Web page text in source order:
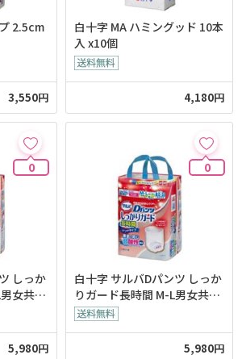
2.5cm
3,550円
白十字 MA ハミングッド 10本
入 x10個
4,180円
0
しっか
女共用
5,980円
0
白十字 サルバDパンツ しっか
りガード長時間 M-L男女共用
18枚入 x3個
5,980円